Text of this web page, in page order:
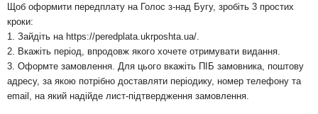
Щоб оформити передплату на Голос з-над Бугу, зробіть 3 простих
кроки:
1. Зайдіть на https://peredplata.ukrposhta.ua/
2. Вкажіть період, впродовж якого хочете отримувати видання.
3. Оформте замовлення. Для цього вкажіть ПІБ замовника, поштову
адресу, за якою потрібно доставляти періодику, номер телефону та
email, на який надійде лист-підтвердження замовлення.